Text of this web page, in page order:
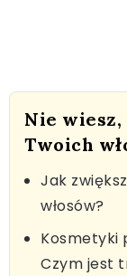
Nie
Twoich
Jak
włosów?
Kosmetyki
Czym jest